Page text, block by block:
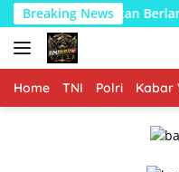
Langsung
ke
konten
Breaking News
Satgas TMMD Kodim
Home TNI Polri Kabar